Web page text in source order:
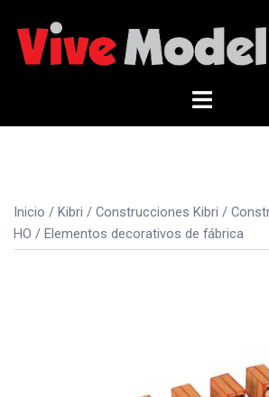
contenido
Alternar
Inicio / Kibri / Construcciones Kibri /
HO / Elementos decorativos de fábrica